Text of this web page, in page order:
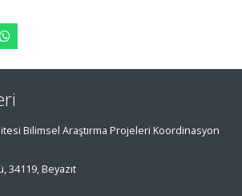
Bilimsel Araştırma Projeleri Koordinasyon
34119, Beyazıt